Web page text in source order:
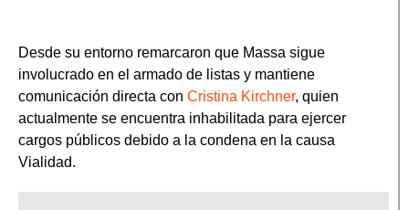
Desde su entorno remarcaron que Massa sigue
involucrado en el armado de listas y mantiene
comunicación directa con Cristina Kirchner, quien
actualmente se encuentra inhabilitada para ejercer
cargos públicos debido a la condena en la causa
Vialidad.